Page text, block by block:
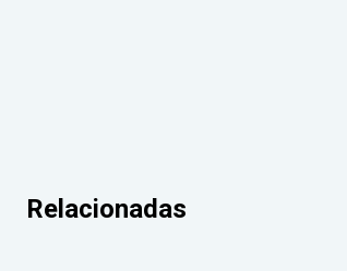
Relacionadas